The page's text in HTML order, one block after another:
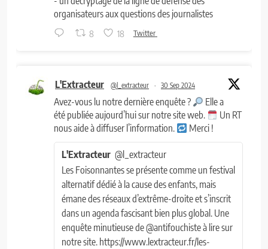
organisateurs aux questions des journalistes
8 18 Twitter
L'Extracteur @l_extracteur · 30 Sep 2024
Avez-vous lu notre dernière enquête ?
Elle a
été publiée aujourd’hui sur notre site web.
Un RT
nous aide à diffuser l’information.
Merci !
L'Extracteur @l_extracteur
Les Foisonnantes se présente comme un festival
alternatif dédié à la cause des enfants, mais
émane des réseaux d’extrême-droite et s’inscrit
dans un agenda fascisant bien plus global. Une
enquête minutieuse de @antifouchiste à lire sur
notre site. https://www.lextracteur.fr/les-